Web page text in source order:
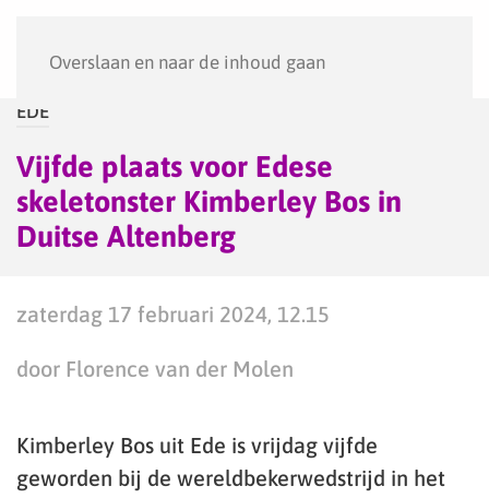
Overslaan en naar de inhoud gaan
EDE
Vijfde plaats voor Edese
skeletonster Kimberley Bos in
Duitse Altenberg
zaterdag 17 februari 2024, 12.15
door Florence van der Molen
Kimberley Bos uit Ede is vrijdag vijfde
geworden bij de wereldbekerwedstrijd in het